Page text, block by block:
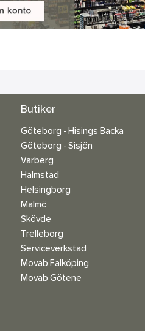
Butiker
Göteborg - Hisings Backa
Göteborg - Sisjön
Varberg
Halmstad
Helsingborg
Malmö
Skövde
Trelleborg
Serviceverkstad
Movab Falköping
Movab Götene